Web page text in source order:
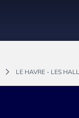
LE HAVRE - LES